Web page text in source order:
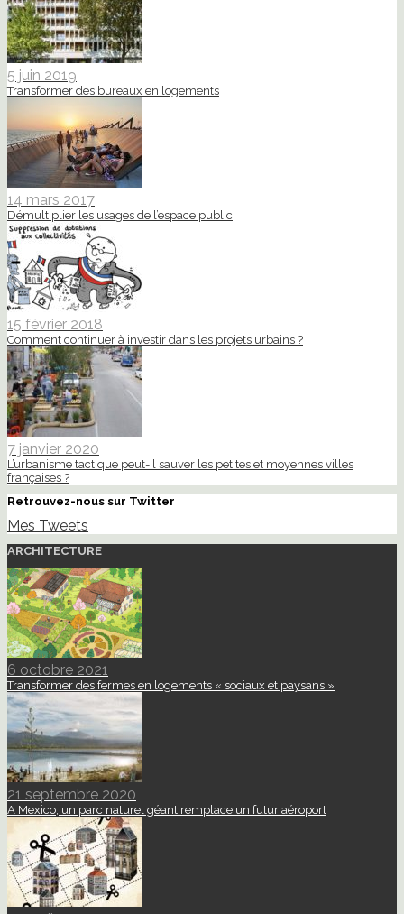
5 juin 2019
Transformer des bureaux en logements
14 mars 2017
Démultiplier les usages de l’espace public
15 février 2018
Comment continuer à investir dans les projets urbains ?
7 janvier 2020
L’urbanisme tactique peut-il sauver les petites et moyennes villes
françaises ?
Retrouvez-nous sur Twitter
Mes Tweets
ARCHITECTURE
6 octobre 2021
Transformer des fermes en logements « sociaux et paysans »
21 septembre 2020
A Mexico, un parc naturel géant remplace un futur aéroport